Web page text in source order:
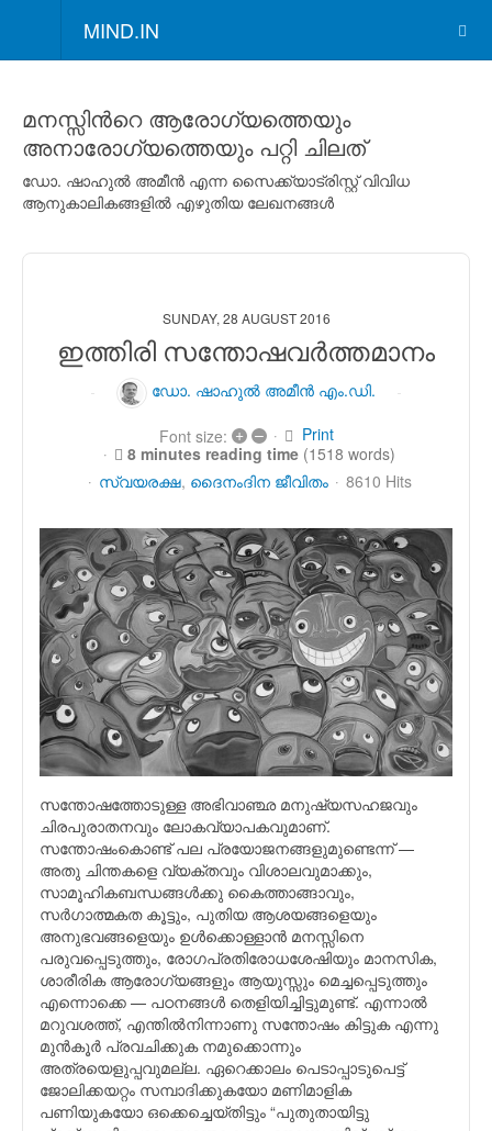
MIND.IN
മനസ്സിന്‍റെ ആരോഗ്യത്തെയും
അനാരോഗ്യത്തെയും പറ്റി ചിലത്
ഡോ. ഷാഹുല്‍ അമീന്‍ എന്ന സൈക്ക്യാട്രിസ്റ്റ് വിവിധ
ആനുകാലികങ്ങളില്‍ എഴുതിയ ലേഖനങ്ങള്‍
SUNDAY, 28 AUGUST 2016
ഇത്തിരി സന്തോഷവര്‍ത്തമാനം
ഡോ. ഷാഹുല്‍ അമീന്‍ എം.ഡി.
Font size: + –
Print
8 minutes reading time (1518 words)
സ്വയരക്ഷ ദൈനംദിന ജീവിതം 8610 Hits
സന്തോഷത്തോടുള്ള അഭിവാഞ്ഛ മനുഷ്യസഹജവും
ചിരപുരാതനവും ലോകവ്യാപകവുമാണ്.
സന്തോഷംകൊണ്ട് പല പ്രയോജനങ്ങളുമുണ്ടെന്ന് —
അതു ചിന്തകളെ വ്യക്തവും വിശാലവുമാക്കും,
സാമൂഹികബന്ധങ്ങള്‍ക്കു കൈത്താങ്ങാവും,
സര്‍ഗാത്മകത കൂട്ടും, പുതിയ ആശയങ്ങളെയും
അനുഭവങ്ങളെയും ഉള്‍ക്കൊള്ളാന്‍ മനസ്സിനെ
പരുവപ്പെടുത്തും, രോഗപ്രതിരോധശേഷിയും മാനസിക,
ശാരീരിക ആരോഗ്യങ്ങളും ആയുസ്സും മെച്ചപ്പെടുത്തും
എന്നൊക്കെ — പഠനങ്ങള്‍ തെളിയിച്ചിട്ടുമുണ്ട്. എന്നാല്‍
മറുവശത്ത്, എന്തില്‍നിന്നാണു സന്തോഷം കിട്ടുക എന്നു
മുന്‍‌കൂര്‍ പ്രവചിക്കുക നമുക്കൊന്നും
അത്രയെളുപ്പവുമല്ല. ഏറെക്കാലം പെടാപ്പാടുപെട്ട്
ജോലിക്കയറ്റം സമ്പാദിക്കുകയോ മണിമാളിക
പണിയുകയോ ഒക്കെച്ചെയ്തിട്ടും “പുതുതായിട്ടു